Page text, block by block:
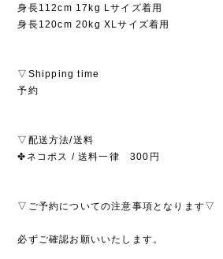
身長112cm 17kg Lサイズ着用
身長120cm 20kg XLサイズ着用
▽Shipping time
予約
▽配送方法/送料
✤ネコポス / 送料一律 300円
▽ご予約についての注意事項となります▽
必ずご確認お願いいたします。